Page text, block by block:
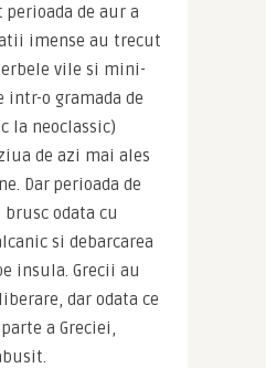
perioada de aur a
imense au trecut
vile si mini-
o gramada de
la neoclassic)
de azi mai ales
Dar perioada de
odata cu
si debarcarea
insula. Grecii au
dar odata ce
a Greciei,